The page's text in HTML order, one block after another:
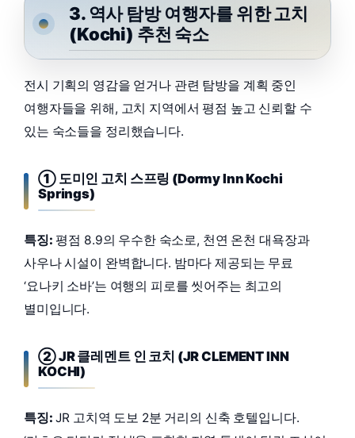
3. 역사 탐방 여행자를 위한 고치
(Kochi) 추천 숙소
전시 기획의 영감을 얻거나 관련 탐방을 계획 중인
여행자들을 위해, 고치 지역에서 평점 높고 신뢰할 수
있는 숙소들을 정리했습니다.
① 도미인 고치 스프링 (Dormy Inn Kochi
Springs)
특징: 평점 8.9의 우수한 숙소로, 천연 온천 대욕장과
사우나 시설이 완벽합니다. 밤마다 제공되는 무료
‘요나키 소바’는 여행의 피로를 씻어주는 최고의
별미입니다.
② JR 클레멘트 인 코치 (JR CLEMENT INN
KOCHI)
특징: JR 고치역 도보 2분 거리의 신축 호텔입니다.